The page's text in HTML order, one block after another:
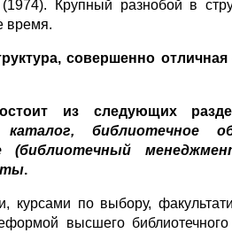
Крупный разнобой в
время.
совершенно
из следующих
библиотечное
(библиотечный
.
курсами по выбору,
высшего библиотечного